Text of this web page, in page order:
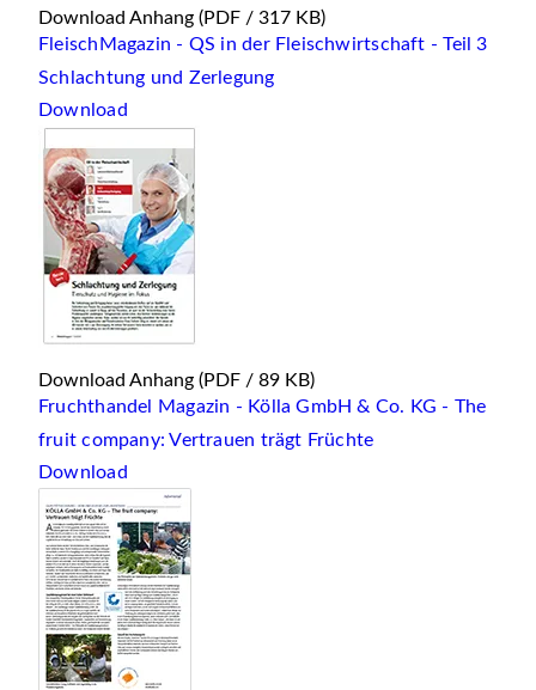
Download Anhang (PDF / 317 KB)
FleischMagazin - QS in der Fleischwirtschaft - Teil 3
Schlachtung und Zerlegung
Download
Download Anhang (PDF / 89 KB)
Fruchthandel Magazin - Kölla GmbH & Co. KG - The
fruit company: Vertrauen trägt Früchte
Download